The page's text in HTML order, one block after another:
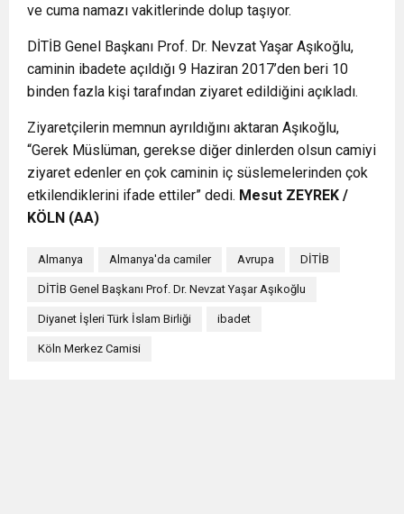
ve cuma namazı vakitlerinde dolup taşıyor.
DİTİB Genel Başkanı Prof. Dr. Nevzat Yaşar Aşıkoğlu,
caminin ibadete açıldığı 9 Haziran 2017’den beri 10
binden fazla kişi tarafından ziyaret edildiğini açıkladı.
Ziyaretçilerin memnun ayrıldığını aktaran Aşıkoğlu,
“Gerek Müslüman, gerekse diğer dinlerden olsun camiyi
ziyaret edenler en çok caminin iç süslemelerinden çok
etkilendiklerini ifade ettiler” dedi. Mesut ZEYREK /
KÖLN (AA)
Almanya Almanya'da camiler Avrupa DİTİB
DİTİB Genel Başkanı Prof. Dr. Nevzat Yaşar Aşıkoğlu
Diyanet İşleri Türk İslam Birliği ibadet
Köln Merkez Camisi